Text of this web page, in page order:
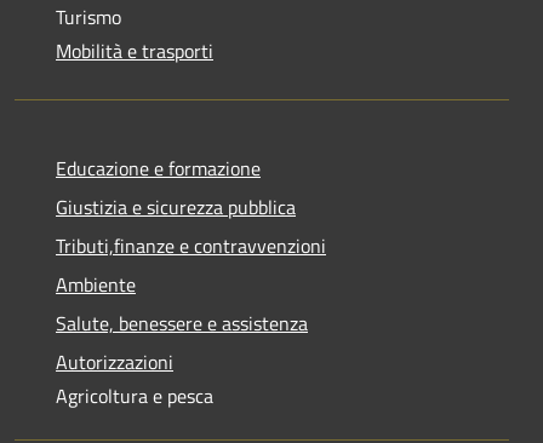
Turismo
Mobilità e trasporti
Educazione e formazione
Giustizia e sicurezza pubblica
Tributi,finanze e contravvenzioni
Ambiente
Salute, benessere e assistenza
Autorizzazioni
Agricoltura e pesca